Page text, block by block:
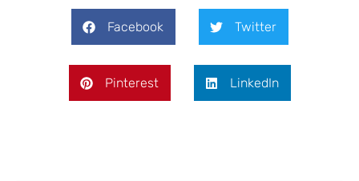
Facebook Twitter
Pinterest LinkedIn